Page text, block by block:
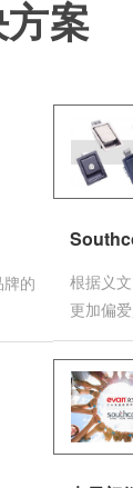
案
的
根据义
更加偏